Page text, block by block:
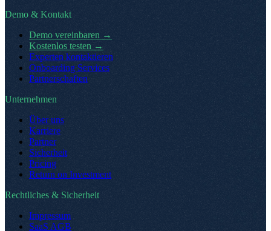
Demo & Kontakt
Demo vereinbaren →
Kostenlos testen →
Experten kontaktieren
Onboarding Services
Partnerschaften
Unternehmen
Über uns
Karriere
Partner
Sicherheit
Pricing
Return on Investment
Rechtliches & Sicherheit
Impressum
SaaS AGB